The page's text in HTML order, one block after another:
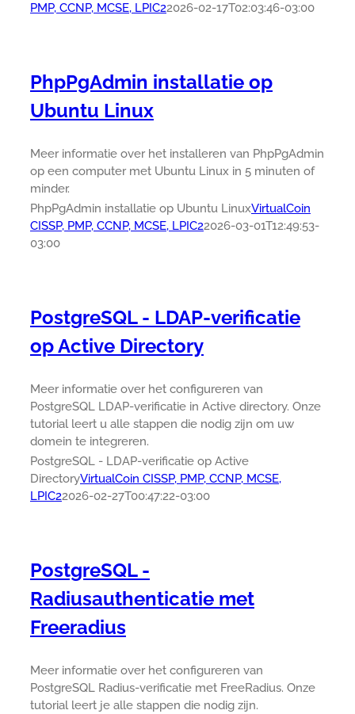
PMP, CCNP, MCSE, LPIC22026-02-17T02:03:46-03:00
PhpPgAdmin installatie op
Ubuntu Linux
Meer informatie over het installeren van PhpPgAdmin
op een computer met Ubuntu Linux in 5 minuten of
minder.
PhpPgAdmin installatie op Ubuntu LinuxVirtualCoin
CISSP, PMP, CCNP, MCSE, LPIC22026-03-01T12:49:53-
03:00
PostgreSQL - LDAP-verificatie
op Active Directory
Meer informatie over het configureren van
PostgreSQL LDAP-verificatie in Active directory. Onze
tutorial leert u alle stappen die nodig zijn om uw
domein te integreren.
PostgreSQL - LDAP-verificatie op Active
DirectoryVirtualCoin CISSP, PMP, CCNP, MCSE,
LPIC22026-02-27T00:47:22-03:00
PostgreSQL -
Radiusauthenticatie met
Freeradius
Meer informatie over het configureren van
PostgreSQL Radius-verificatie met FreeRadius. Onze
tutorial leert je alle stappen die nodig zijn.